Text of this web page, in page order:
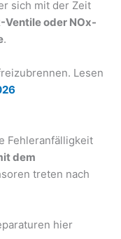
sich mit der Zeit
Ventile oder NOx-
.
Lesen
Fehleranfälligkeit
dem
treten nach
hier